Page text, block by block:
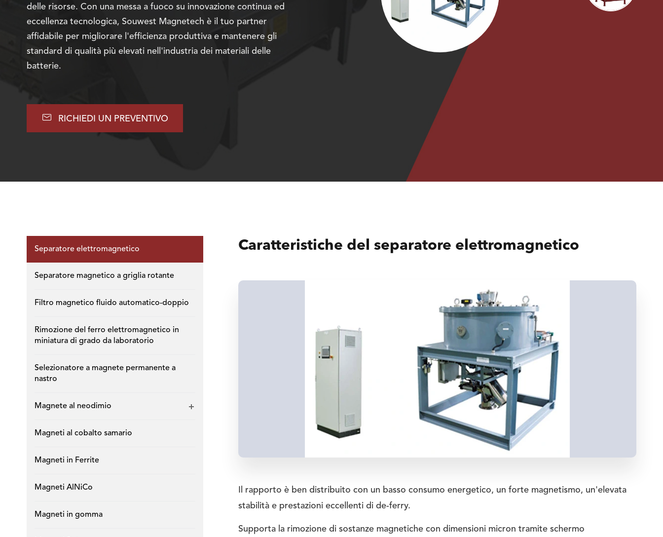
delle risorse. Con una messa a fuoco su innovazione continua ed
eccellenza tecnologica, Souwest Magnetech è il tuo partner
affidabile per migliorare l'efficienza produttiva e mantenere gli
standard di qualità più elevati nell'industria dei materiali delle
batterie.
 RICHIEDI UN PREVENTIVO
Separatore elettromagnetico
Separatore magnetico a griglia rotante
Filtro magnetico fluido automatico-doppio
Rimozione del ferro elettromagnetico in
miniatura di grado da laboratorio
Selezionatore a magnete permanente a
nastro
Magnete al neodimio
Magneti al cobalto samario
Magneti in Ferrite
Magneti AlNiCo
Magneti in gomma
Caratteristiche del separatore elettromagnetico
Il rapporto è ben distribuito con un basso consumo energetico, un forte magnetismo, un'elevata
stabilità e prestazioni eccellenti di de-ferry.
Supporta la rimozione di sostanze magnetiche con dimensioni micron tramite schermo